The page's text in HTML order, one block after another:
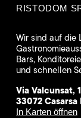
RISTODOM
Wir sind auf die
Bars,
und schnellen
Via Valcunsat,
33072
In Karten öffnen